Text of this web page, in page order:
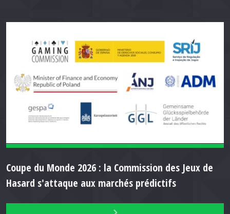
Coupe du Monde 2026 : la Commission des Jeux de
Hasard s'attaque aux marchés prédictifs